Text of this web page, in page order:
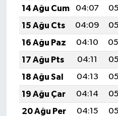
14 Ağu Cum
04:07
15 Ağu Cts
04:09
16 Ağu Paz
04:10
17 Ağu Pts
04:11
18 Ağu Sal
04:13
19 Ağu Çar
04:14
20 Ağu Per
04:15